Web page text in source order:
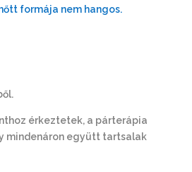
formája nem hangos.
érkeztetek, a párterápia
mindenáron együtt tartsalak